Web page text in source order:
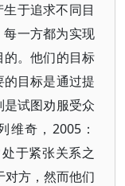
于追求不同目
一方都为实现
。他们的目标
目标是通过提
试图劝服受众
奇，2005：
于紧张关系之
对方，然而他们